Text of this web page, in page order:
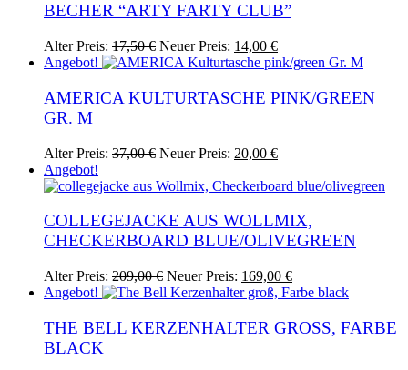
BECHER “ARTY FARTY CLUB”
Alter Preis: 17,50€ Ursprünglicher
Preis
17,50 €
Neuer Preis: 14,00 €Aktueller
Preis
14,00 €.
Angebot!
AMERICA KULTURTASCHE PINK/GREEN
GR. M
Alter Preis: 37,00€ Ursprünglicher
war:
Neuer Preis: 20,00 €Aktueller
ist:
Angebot!
COLLEGEJACKE AUS WOLLMIX,
CHECKERBOARD BLUE/OLIVEGREEN
Alter Preis: 209,00€ Ursprünglicher
Preis
209,00 €
Neuer Preis: 169,00 €Aktueller
Preis
169,00 €.
Dieses
Produkt
mehrere
Varianten
Angebot!
THE BELL KERZENHALTER GROSS, FARBE B
LACK